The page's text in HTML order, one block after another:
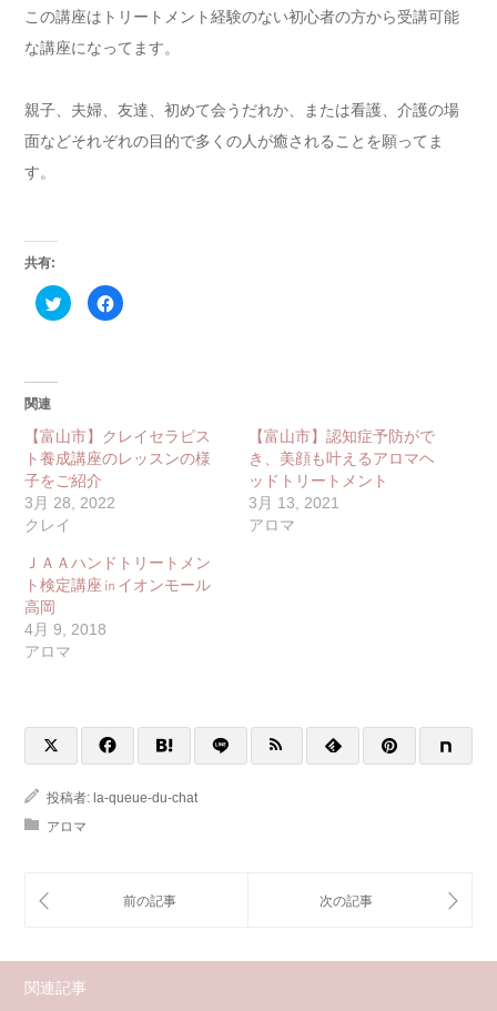
この講座はトリートメント経験のない初心者の方から受講可能
な講座になってます。
親子、夫婦、友達、初めて会うだれか、または看護、介護の場
面などそれぞれの目的で多くの人が癒されることを願ってま
す。
共有:
ク
リ
(新
し
い
ウ
ィ
ン
ド
ウ
で
き
ま
す)
Facebook
で
ッ
ク
し
い
ウ
ィ
関連
【富山市】クレイセラピス
ト養成講座のレッスンの様
子をご紹介
3月 28, 2022
クレイ
【富山市】認知症予防がで
き、美顔も叶えるアロマヘ
ッドトリートメント
3月 13, 2021
アロマ
ＪＡＡハンドトリートメン
ト検定講座㏌イオンモール
高岡
4月 9, 2018
アロマ
投稿者: la-queue-du-chat
アロマ
関連記事